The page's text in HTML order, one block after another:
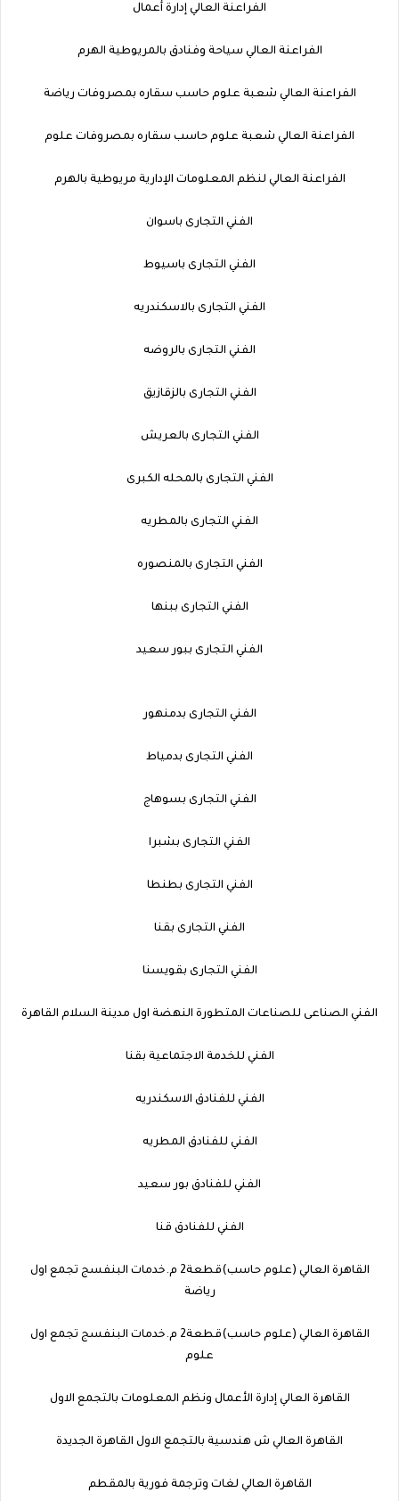
الفراعنة العالي إدارة أعمال
الفراعنة العالي سياحة وفنادق بالمريوطية الهرم
الفراعنة العالي شعبة علوم حاسب سقاره بمصروفات رياضة
الفراعنة العالي شعبة علوم حاسب سقاره بمصروفات علوم
الفراعنة العالي لنظم المعلومات الإدارية مريوطية بالهرم
الفني التجارى باسوان
الفني التجارى باسيوط
الفني التجارى بالاسكندريه
الفني التجارى بالروضه
الفني التجارى بالزقازيق
الفني التجارى بالعريش
الفني التجارى بالمحله الكبرى
الفني التجارى بالمطريه
الفني التجارى بالمنصوره
الفني التجارى ببنها
الفني التجارى ببور سعيد
الفني التجارى بدمنهور
الفني التجارى بدمياط
الفني التجارى بسوهاج
الفني التجارى بشبرا
الفني التجارى بطنطا
الفني التجارى بقنا
الفني التجارى بقويسنا
الفني الصناعى للصناعات المتطورة النهضة اول مدينة السلام القاهرة
الفني للخدمة الاجتماعية بقنا
الفني للفنادق الاسكندريه
الفني للفنادق المطريه
الفني للفنادق بور سعيد
الفني للفنادق قنا
القاهرة العالي (علوم حاسب)قطعة2 م.خدمات البنفسج تجمع اول
رياضة
القاهرة العالي (علوم حاسب)قطعة2 م.خدمات البنفسج تجمع اول
علوم
القاهرة العالي إدارة الأعمال ونظم المعلومات بالتجمع الاول
القاهرة العالي ش هندسية بالتجمع الاول القاهرة الجديدة
القاهرة العالي لغات وترجمة فورية بالمقطم